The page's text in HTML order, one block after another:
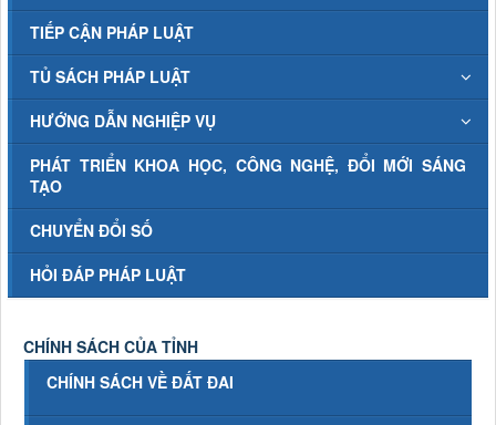
TIẾP CẬN PHÁP LUẬT
TỦ SÁCH PHÁP LUẬT
HƯỚNG DẪN NGHIỆP VỤ
PHÁT TRIỂN KHOA HỌC, CÔNG NGHỆ, ĐỔI MỚI SÁNG
TẠO
CHUYỂN ĐỔI SỐ
HỎI ĐÁP PHÁP LUẬT
CHÍNH SÁCH CỦA TỈNH
CHÍNH SÁCH VỀ ĐẤT ĐAI